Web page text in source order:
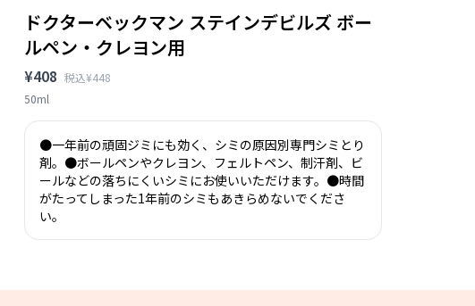
ドクターベックマン ステインデビルズ ボー
ルペン・クレヨン用
¥408 税込¥448
50ml
●一年前の頑固ジミにも効く、シミの原因別専門シミとり
剤。●ボールペンやクレヨン、フェルトペン、制汗剤、ビ
ールなどの落ちにくいシミにお使いいただけます。●時間
がたってしまった1年前のシミもあきらめないでくださ
い。